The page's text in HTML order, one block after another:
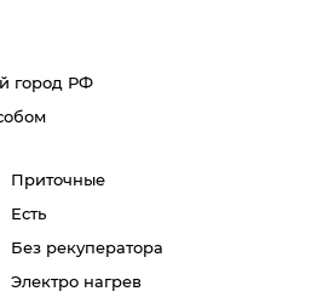
город РФ
Приточные
Есть
Без рекуператора
Электро нагрев